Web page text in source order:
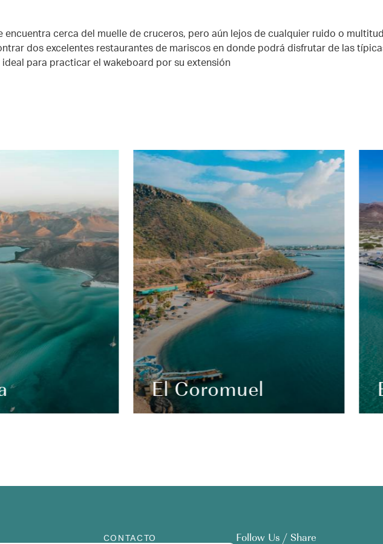
encuentra cerca del muelle de cruceros, pero aún lejos de cualquier ruido o
dos excelentes restaurantes de mariscos en donde podrá disfrutar de las
ideal para practicar el wakeboard por su extensión
El Coromuel
CONTACTO Follow Us / Share